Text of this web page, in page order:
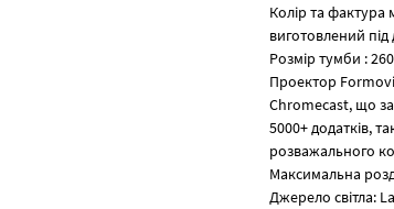
Колір та фактура
виготовлений
Розмір тумби :
Проектор
Chromecast, що
5000+ додатків,
розважального
Максимальна
Джерело світла: